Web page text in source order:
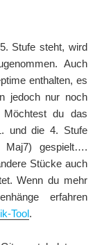
Stufe steht, wird
Auch
enthalten, es
jedoch nur noch
Möchtest du das
und die 4. Stufe
gespielt….
Stücke auch
Wenn du mehr
erfahren
Tool.